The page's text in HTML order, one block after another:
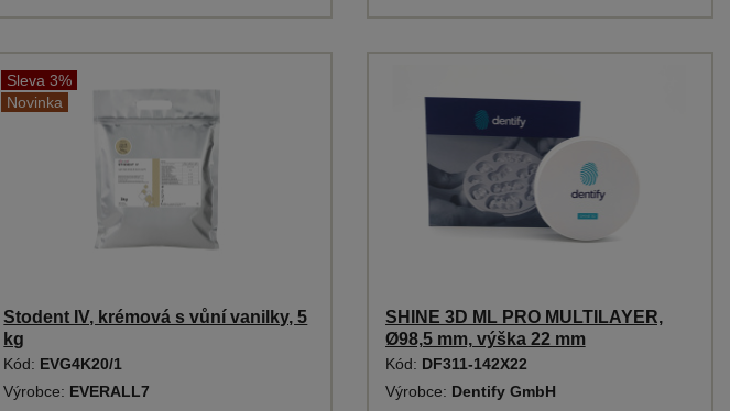
Sleva 3%
Novinka
Stodent IV, krémová s vůní vanilky, 5
kg
Kód: EVG4K20/1
Výrobce: EVERALL7
SHINE 3D ML PRO MULTILAYER,
Ø98,5 mm, výška 22 mm
Kód: DF311-142X22
Výrobce: Dentify GmbH